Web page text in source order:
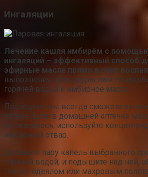
Ингаляции
Лечение кашля имбирём с
ингаляций – эффективный способ
эфирные масла прямо в очаг
выполнения процедуры вам
горячей водой и имбирное масло.
Последнее вы всегда сможете
аптеке. Если в домашней аптечке
не оказалось, используйте
имбирный отвар.
Добавьте пару капель выбранного
горячей водой, и подышите над ней,
голову одеялом или махровым